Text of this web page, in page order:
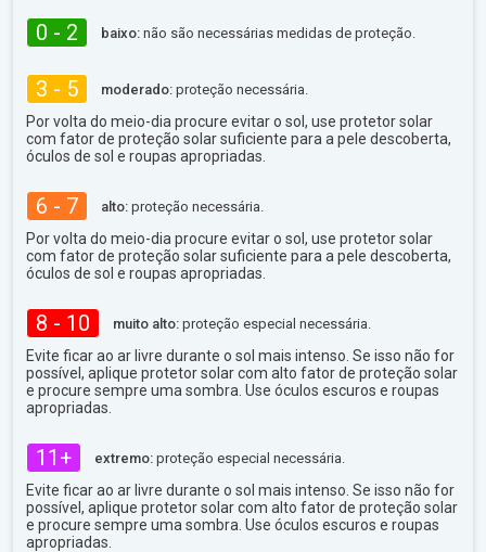
0 - 2 baixo: não são necessárias medidas de proteção.
3 - 5 moderado: proteção necessária.
Por volta do meio-dia procure evitar o sol, use protetor solar
com fator de proteção solar suficiente para a pele descoberta,
óculos de sol e roupas apropriadas.
6 - 7 alto: proteção necessária.
Por volta do meio-dia procure evitar o sol, use protetor solar
com fator de proteção solar suficiente para a pele descoberta,
óculos de sol e roupas apropriadas.
8 - 10 muito alto: proteção especial necessária.
Evite ficar ao ar livre durante o sol mais intenso. Se isso não for
possível, aplique protetor solar com alto fator de proteção solar
e procure sempre uma sombra. Use óculos escuros e roupas
apropriadas.
11+ extremo: proteção especial necessária.
Evite ficar ao ar livre durante o sol mais intenso. Se isso não for
possível, aplique protetor solar com alto fator de proteção solar
e procure sempre uma sombra. Use óculos escuros e roupas
apropriadas.